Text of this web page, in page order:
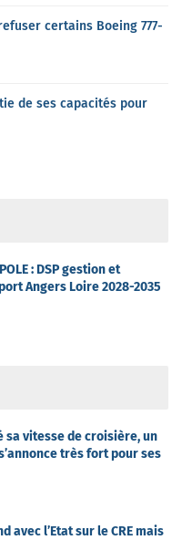
certains Boeing 777-
de ses capacités pour
: DSP gestion et
Angers Loire 2028-2035
sa vitesse de croisière, un
très fort pour ses
avec l’Etat sur le CRE mais